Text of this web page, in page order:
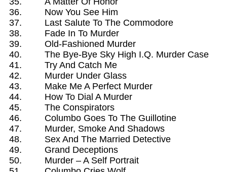
Now You See Him
Last Salute To The Commodore
Fade In To Murder
Old-Fashioned Murder
The Bye-Bye Sky High I.Q. Murder Case
Try And Catch Me
Murder Under Glass
Make Me A Perfect Murder
How To Dial A Murder
The Conspirators
Columbo Goes To The Guillotine
Murder, Smoke And Shadows
Sex And The Married Detective
Grand Deceptions
Murder – A Self Portrait